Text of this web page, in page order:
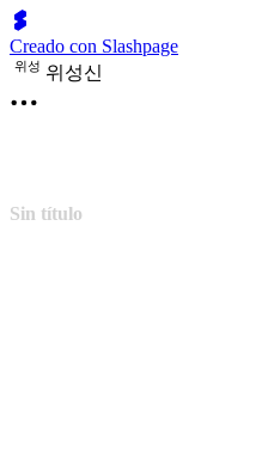
Creado con Slashpage
위성 위성신
Sin título